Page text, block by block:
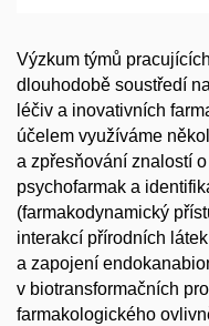
Výzkum týmů
dlouhodobě soustředí
léčiv a inovativních
účelem využíváme
a zpřesňování znalostí
psychofarmak a
(farmakodynamický
interakcí přírodních
a zapojení
v biotransformačních
farmakologického